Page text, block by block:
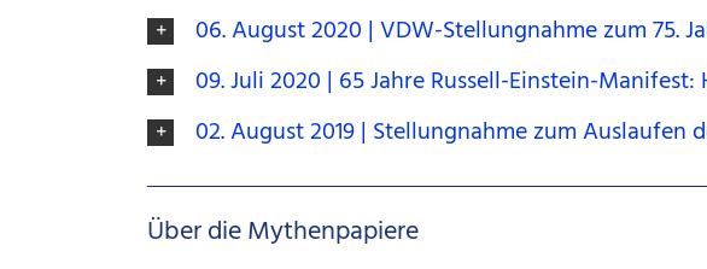
06. August 2020 | VDW-Stellungnahme zum 75.
09. Juli 2020 | 65 Jahre Russell-Einstein-
02. August 2019 | Stellungnahme zum Auslaufen
Über die Mythenpapiere